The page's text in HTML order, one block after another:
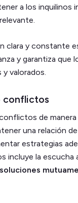
a los inquilinos
clara y constante
y garantiza que
valorados.
conflictos
de
una relación
estrategias
incluye la escucha
soluciones